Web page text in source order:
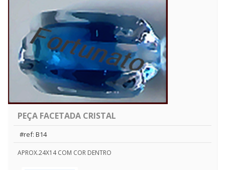
PEÇA FACETADA CRISTAL
#ref: B14
APROX.24X14 COM COR DENTRO